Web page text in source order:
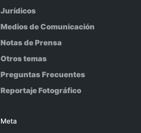
Jurídicos
Medios de Comunicación
Notas de Prensa
Otros temas
Preguntas Frecuentes
Reportaje Fotográfico
Meta